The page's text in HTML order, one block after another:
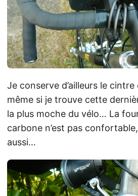
Je conserve d’ailleurs le
même si je trouve cette
la plus moche du vélo… La
carbone n’est pas
aussi…